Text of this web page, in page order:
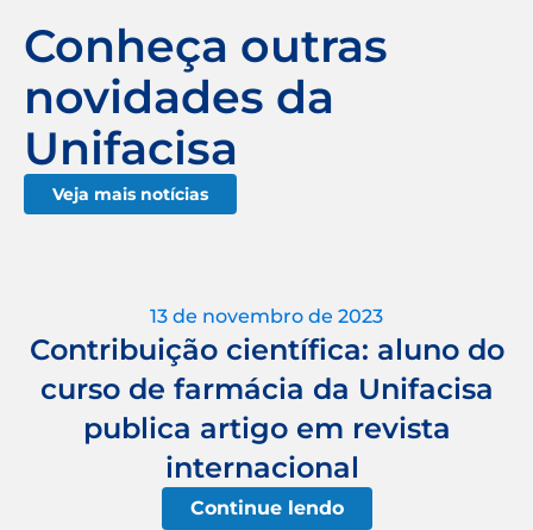
Conheça outras
novidades da
Unifacisa
Veja mais notícias
13 de novembro de 2023
Contribuição científica: aluno do
curso de farmácia da Unifacisa
publica artigo em revista
internacional
Continue lendo